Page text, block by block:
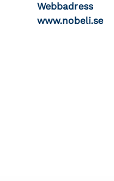
Webbadress
www.nobeli.se